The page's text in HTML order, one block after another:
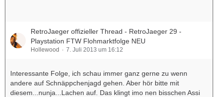
RetroJaeger offizieller Thread - RetroJaeger 29 -
Playstation FTW Flohmarktfolge NEU
Hollewood 7. Juli 2013 um 16:12
Interessante Folge, ich schau immer ganz gerne zu wenn
andere auf Schnäppchenjagd gehen. Aber hör bitte mit
diesem...nunja...Lachen auf. Das klingt imo nen bisschen Assi